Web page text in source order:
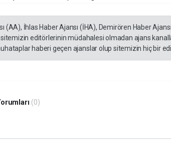
(AA), İhlas Haber Ajansı (İHA), Demirören Haber
editörlerinin müdahalesi olmadan ajans
haberi geçen ajanslar olup sitemizin hiç bir
(0)